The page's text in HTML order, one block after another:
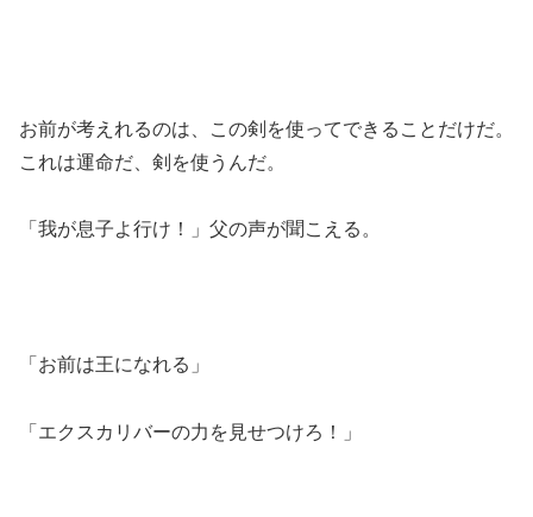
お前が考えれるのは、この剣を使ってできることだけだ。
これは運命だ、剣を使うんだ。
「我が息子よ行け！」父の声が聞こえる。
「お前は王になれる」
「エクスカリバーの力を見せつけろ！」